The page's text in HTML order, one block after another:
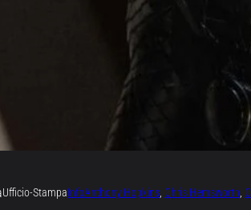
Ufficio-StampaInfoAnthony Hopkins, Chris Hemsworth,